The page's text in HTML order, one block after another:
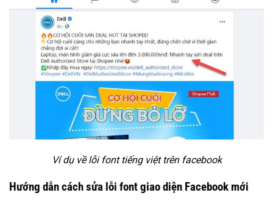
Ví dụ về lỗi font tiếng việt trên facebook
Hướng dẫn cách sửa lỗi font giao diện Facebook mới